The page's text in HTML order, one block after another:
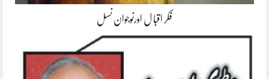
فکر اقبا ل اورنوجوان نسل